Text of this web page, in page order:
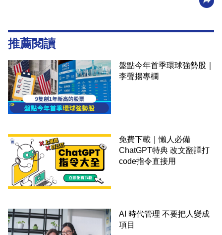
推薦閱讀
盤點今年首季環球強勢股｜
李聲揚專欄
免費下載｜懶人必備
ChatGPT特典 改文翻譯打
code指令直接用
AI 時代管理 不要把人變成
項目